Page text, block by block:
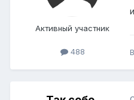
Активный участник
488